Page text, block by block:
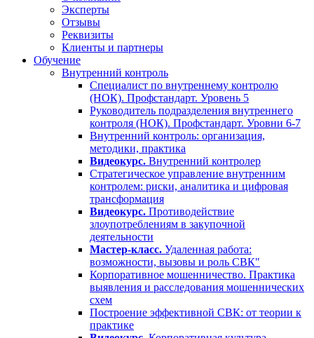
Эксперты
Отзывы
Реквизиты
Клиенты и партнеры
Обучение
Внутренний контроль
Специалист по внутреннему контролю
(НОК). Профстандарт. Уровень 5
Руководитель подразделения внутреннего
контроля (НОК). Профстандарт. Уровни 6-7
Внутренний контроль: организация,
методики, практика
Видеокурс. Внутренний контролер
Стратегическое управление внутренним
контролем: риски, аналитика и цифровая
трансформация
Видеокурс. Противодействие
злоупотреблениям в закупочной
деятельности
Мастер-класс. Удаленная работа:
возможности, вызовы и роль СВК"
Корпоративное мошенничество. Практика
выявления и расследования мошеннических
схем
Построение эффективной СВК: от теории к
практике